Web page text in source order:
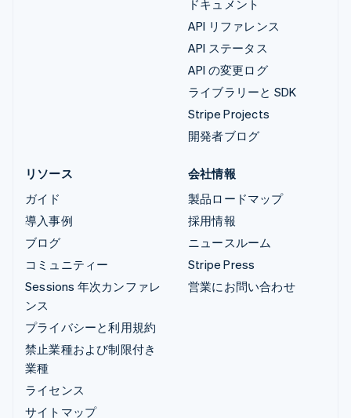
ドキュメント
API リファレンス
API ステータス
API の変更ログ
ライブラリーと SDK
Stripe Projects
開発者ブログ
リソース
ガイド
導入事例
ブログ
コミュニティー
Sessions 年次カンファレ
ンス
プライバシーと利用規約
禁止業種および制限付き
業種
ライセンス
サイトマップ
会社情報
製品ロードマップ
採用情報
ニュースルーム
Stripe Press
営業にお問い合わせ